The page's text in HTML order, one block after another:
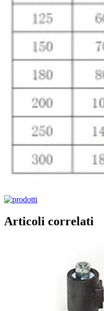
Articoli correlati